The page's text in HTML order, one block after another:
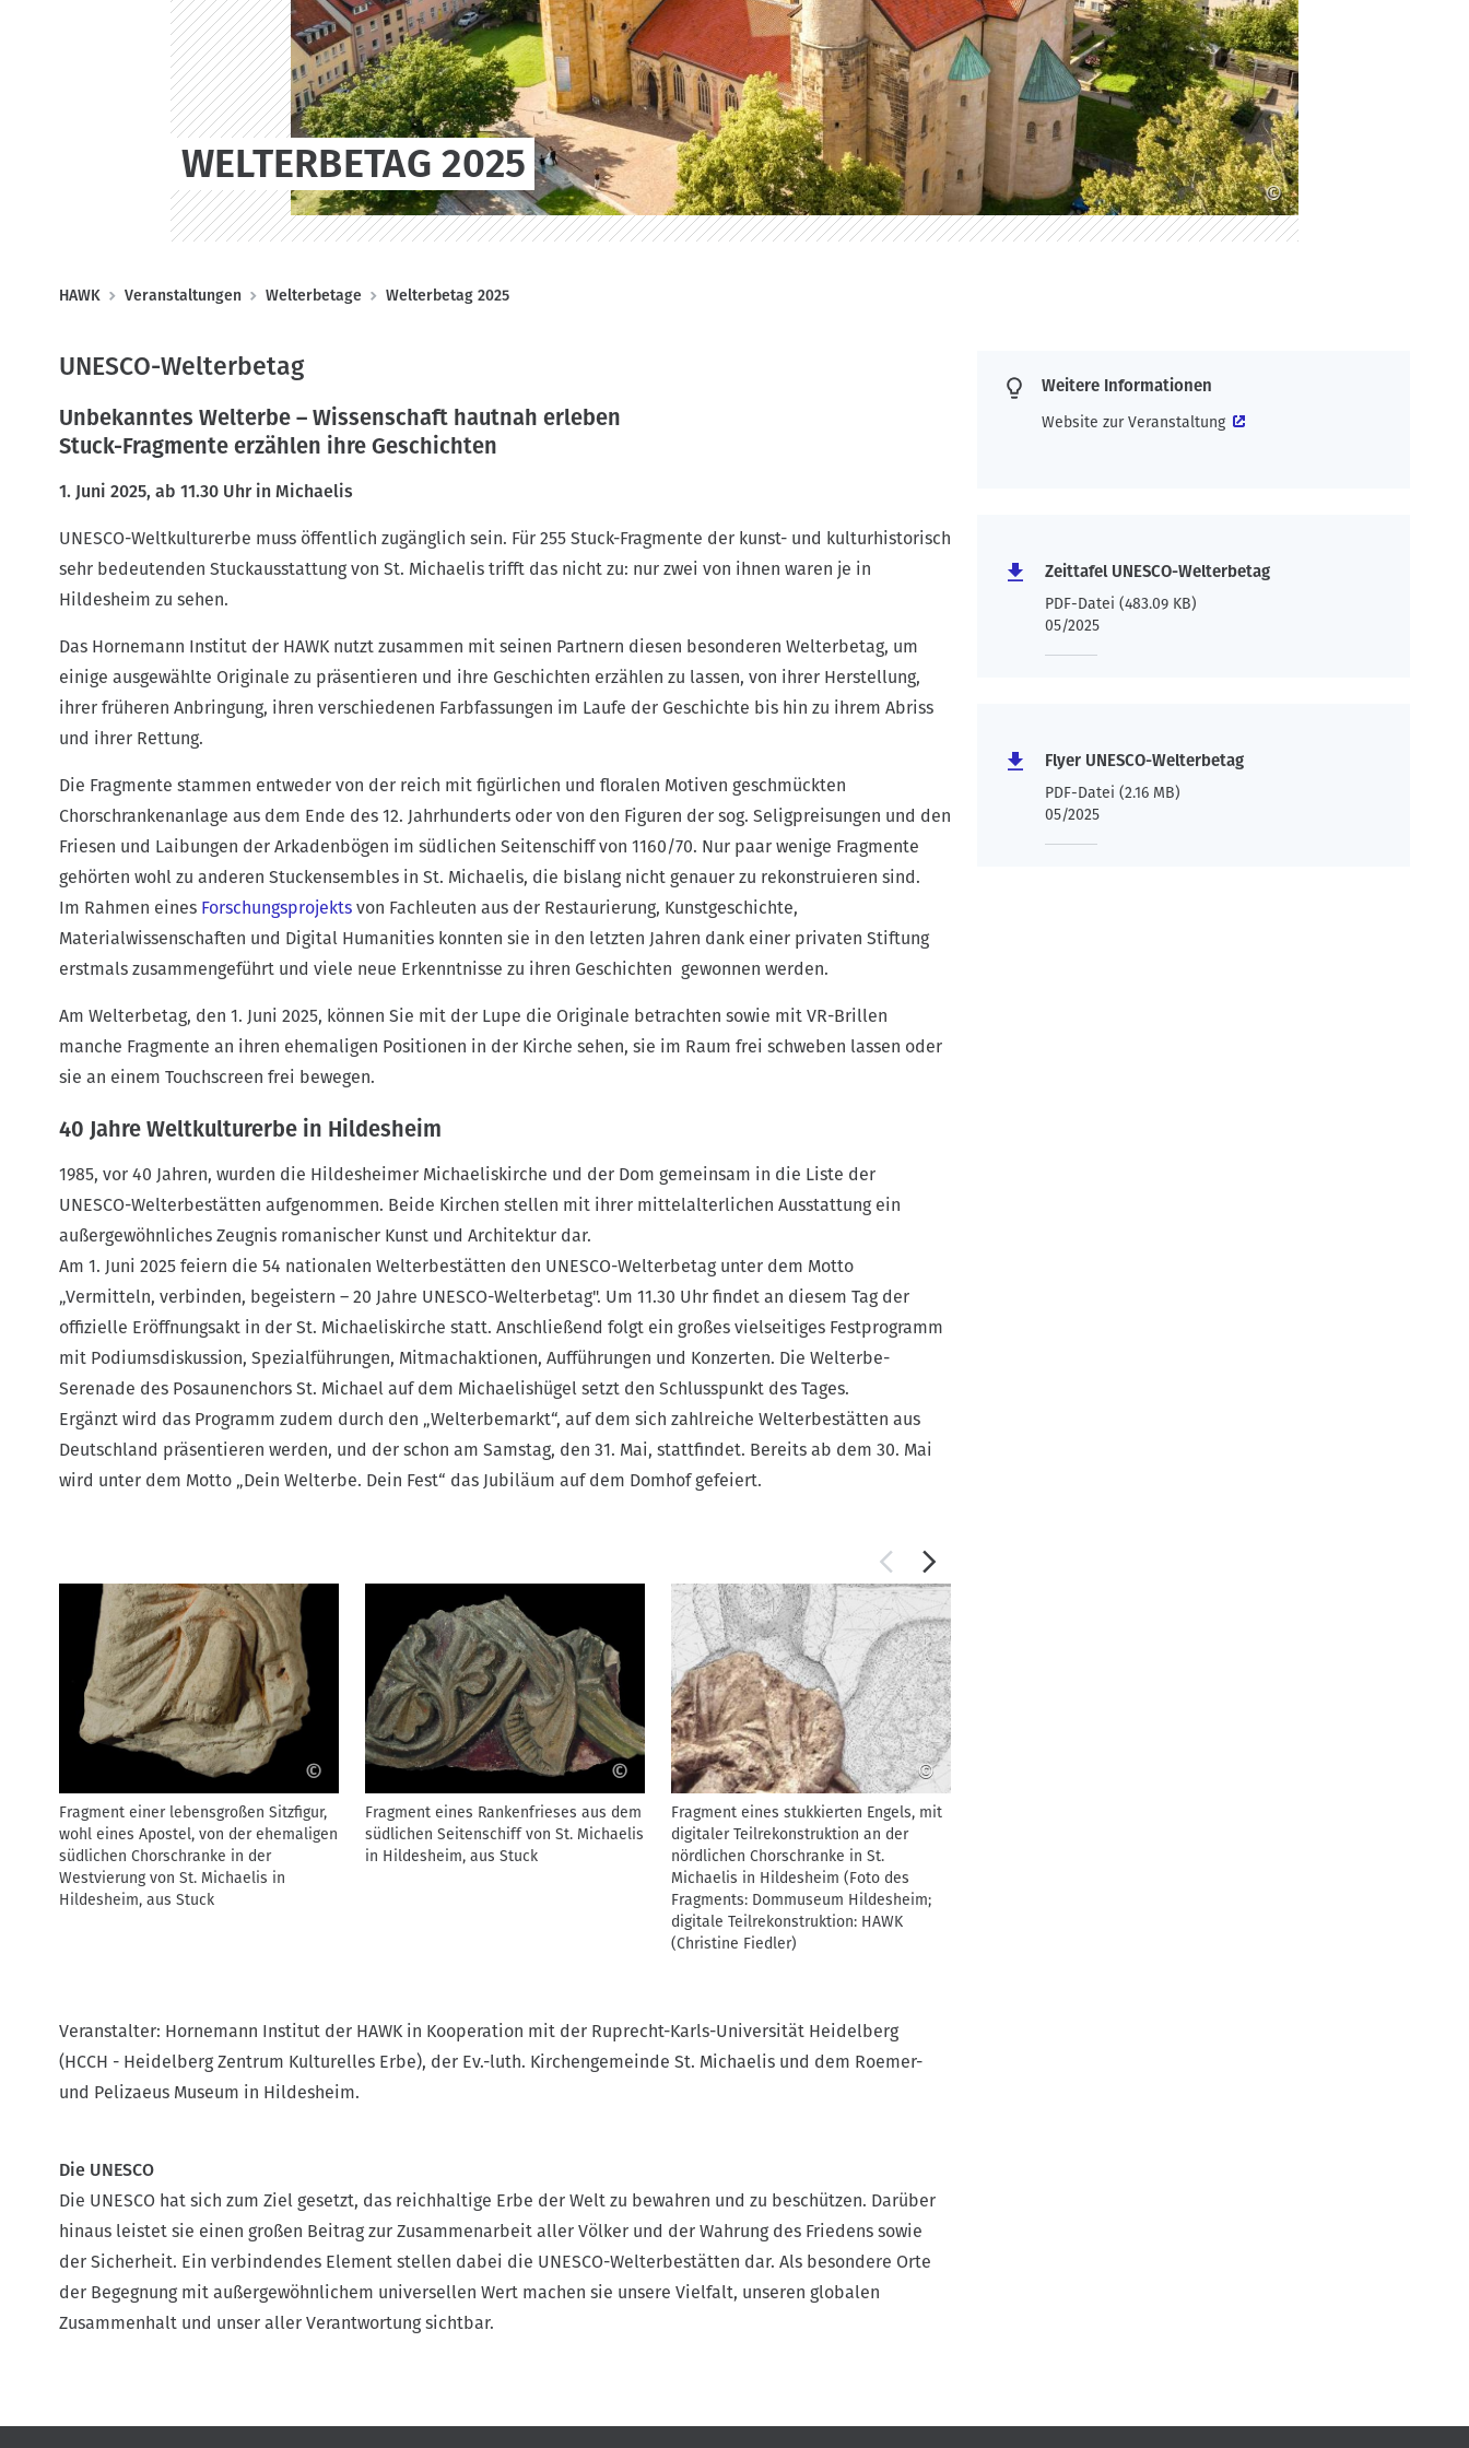
©
WELTERBETAG 2025
P
a
n
a
v
g
a
t
i
o
n
HAWK Veranstaltungen Welterbetage Welterbetag 2025
UNESCO-Welterbetag
Unbekanntes Welterbe – Wissenschaft hautnah erleben
Stuck-Fragmente erzählen ihre Geschichten
1. Juni 2025, ab 11.30 Uhr in Michaelis
UNESCO-Weltkulturerbe muss öffentlich zugänglich sein. Für 255 Stuck-Fragmente der kunst- und kulturhistorisch
sehr bedeutenden Stuckausstattung von St. Michaelis trifft das nicht zu: nur zwei von ihnen waren je in
Hildesheim zu sehen.
Das Hornemann Institut der HAWK nutzt zusammen mit seinen Partnern diesen besonderen Welterbetag, um
einige ausgewählte Originale zu präsentieren und ihre Geschichten erzählen zu lassen, von ihrer Herstellung,
ihrer früheren Anbringung, ihren verschiedenen Farbfassungen im Laufe der Geschichte bis hin zu ihrem Abriss
und ihrer Rettung.
Die Fragmente stammen entweder von der reich mit figürlichen und floralen Motiven geschmückten
Chorschrankenanlage aus dem Ende des 12. Jahrhunderts oder von den Figuren der sog. Seligpreisungen und den
Friesen und Laibungen der Arkadenbögen im südlichen Seitenschiff von 1160/70. Nur paar wenige Fragmente
gehörten wohl zu anderen Stuckensembles in St. Michaelis, die bislang nicht genauer zu rekonstruieren sind.
Im Rahmen eines Forschungsprojekts von Fachleuten aus der Restaurierung, Kunstgeschichte,
Materialwissenschaften und Digital Humanities konnten sie in den letzten Jahren dank einer privaten Stiftung
erstmals zusammengeführt und viele neue Erkenntnisse zu ihren Geschichten gewonnen werden.
Am Welterbetag, den 1. Juni 2025, können Sie mit der Lupe die Originale betrachten sowie mit VR-Brillen
manche Fragmente an ihren ehemaligen Positionen in der Kirche sehen, sie im Raum frei schweben lassen oder
sie an einem Touchscreen frei bewegen.
40 Jahre Weltkulturerbe in Hildesheim
1985, vor 40 Jahren, wurden die Hildesheimer Michaeliskirche und der Dom gemeinsam in die Liste der
UNESCO-Welterbestätten aufgenommen. Beide Kirchen stellen mit ihrer mittelalterlichen Ausstattung ein
außergewöhnliches Zeugnis romanischer Kunst und Architektur dar.
Am 1. Juni 2025 feiern die 54 nationalen Welterbestätten den UNESCO-Welterbetag unter dem Motto
„Vermitteln, verbinden, begeistern – 20 Jahre UNESCO-Welterbetag". Um 11.30 Uhr findet an diesem Tag der
offizielle Eröffnungsakt in der St. Michaeliskirche statt. Anschließend folgt ein großes vielseitiges Festprogramm
mit Podiumsdiskussion, Spezialführungen, Mitmachaktionen, Aufführungen und Konzerten. Die Welterbe-
Serenade des Posaunenchors St. Michael auf dem Michaelishügel setzt den Schlusspunkt des Tages.
Ergänzt wird das Programm zudem durch den „Welterbemarkt“, auf dem sich zahlreiche Welterbestätten aus
Deutschland präsentieren werden, und der schon am Samstag, den 31. Mai, stattfindet. Bereits ab dem 30. Mai
wird unter dem Motto „Dein Welterbe. Dein Fest“ das Jubiläum auf dem Domhof gefeiert.
©
Fragment einer lebensgroßen Sitzfigur,
wohl eines Apostel, von der ehemaligen
südlichen Chorschranke in der
Westvierung von St. Michaelis in
Hildesheim, aus Stuck
©
Fragment eines Rankenfrieses aus dem
südlichen Seitenschiff von St. Michaelis
in Hildesheim, aus Stuck
©
Fragment eines stukkierten Engels, mit
digitaler Teilrekonstruktion an der
nördlichen Chorschranke in St.
Michaelis in Hildesheim (Foto des
Fragments: Dommuseum Hildesheim;
digitale Teilrekonstruktion: HAWK
(Christine Fiedler)
Veranstalter: Hornemann Institut der HAWK in Kooperation mit der Ruprecht-Karls-Universität Heidelberg
(HCCH - Heidelberg Zentrum Kulturelles Erbe), der Ev.-luth. Kirchengemeinde St. Michaelis und dem Roemer-
und Pelizaeus Museum in Hildesheim.
Die UNESCO
Die UNESCO hat sich zum Ziel gesetzt, das reichhaltige Erbe der Welt zu bewahren und zu beschützen. Darüber
hinaus leistet sie einen großen Beitrag zur Zusammenarbeit aller Völker und der Wahrung des Friedens sowie
der Sicherheit. Ein verbindendes Element stellen dabei die UNESCO-Welterbestätten dar. Als besondere Orte
der Begegnung mit außergewöhnlichem universellen Wert machen sie unsere Vielfalt, unseren globalen
Zusammenhalt und unser aller Verantwortung sichtbar.
Weitere Informationen
Website zur Veranstaltung
Zeittafel UNESCO-Welterbetag
PDF-Datei (483.09 KB)
05/2025
Flyer UNESCO-Welterbetag
PDF-Datei (2.16 MB)
05/2025